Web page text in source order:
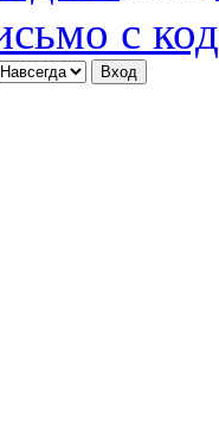
с